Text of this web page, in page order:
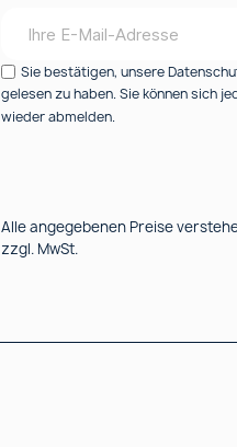
Sie bestätigen, unsere
gelesen zu haben. Sie können sich
wieder abmelden.
Alle angegebenen Preise
zzgl. MwSt.